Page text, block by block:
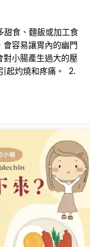
甜食、麵飯或加工食
會容易讓胃內的幽門
對小腸產生過大的壓
起灼燒和疼痛。 2.